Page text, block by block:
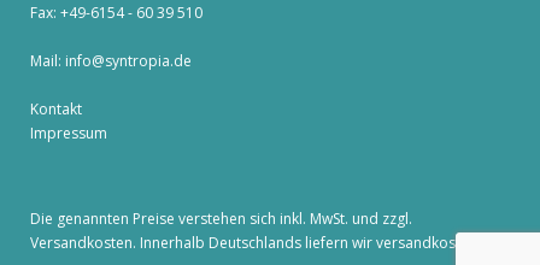
Fax: +49-6154 - 60 39 510
Mail: info@syntropia.de
Kontakt
Impressum
Die genannten Preise verstehen sich inkl. MwSt. und zzgl.
Versandkosten. Innerhalb Deutschlands liefern wir versandkostenfrei!